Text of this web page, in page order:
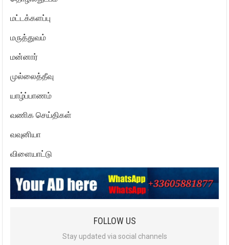
மட்டக்களப்பு
மருத்துவம்
மன்னார்
முல்லைத்தீவு
யாழ்ப்பாணம்
வணிக செய்திகள்
வவுனியா
விளையாட்டு
FOLLOW US
Stay updated via social channels